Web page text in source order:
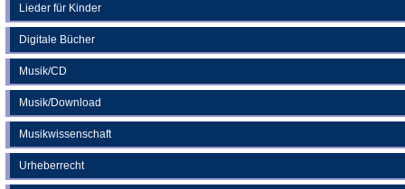
Lieder für Kinder
Digitale Bücher
Musik/CD
Musik/Download
Musikwissenschaft
Urheberrecht